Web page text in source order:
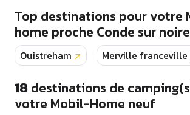
Top destinations pour votre
home proche Conde sur
Ouistreham Merville franceville
18destinations de
votre Mobil-Home neuf